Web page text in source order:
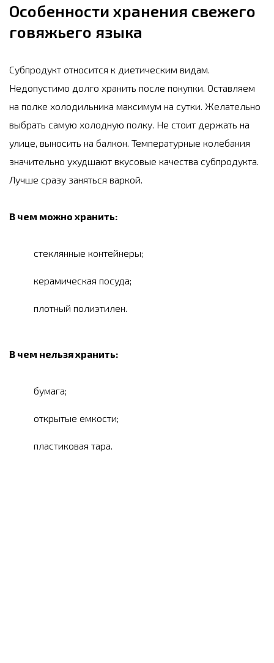
Особенности хранения свежего
говяжьего языка
Субпродукт относится к диетическим видам.
Недопустимо долго хранить после покупки. Оставляем
на полке холодильника максимум на сутки. Желательно
выбрать самую холодную полку. Не стоит держать на
улице, выносить на балкон. Температурные колебания
значительно ухудшают вкусовые качества субпродукта.
Лучше сразу заняться варкой.
В чем можно хранить:
стеклянные контейнеры;
керамическая посуда;
плотный полиэтилен.
В чем нельзя хранить:
бумага;
открытые емкости;
пластиковая тара.